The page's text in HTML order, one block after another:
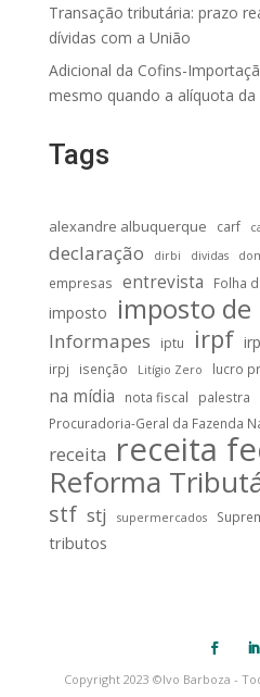
Transação tributária: prazo
dívidas com a União
Adicional da Cofins-
mesmo quando a alíquota
Tags
alexandre albuquerque carf
declaração dirbi dividas
empresas entrevista Folha
imposto imposto de
Informapes iptu irpf
irpj
isenção Litígio Zero lucro
na mídia nota fiscal palestra
Procuradoria-Geral da Fazenda
receita receita
Reforma
stf stj supermercados
tributos
Copyright 2023 ©Ivo Barboza -